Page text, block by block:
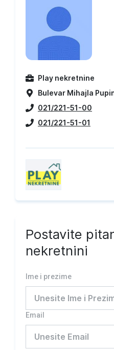
Play nekretnine
Bulevar Mihajla
021/221-51-00
021/221-51-01
Postavite
nekretnini
Ime i prezime
Email